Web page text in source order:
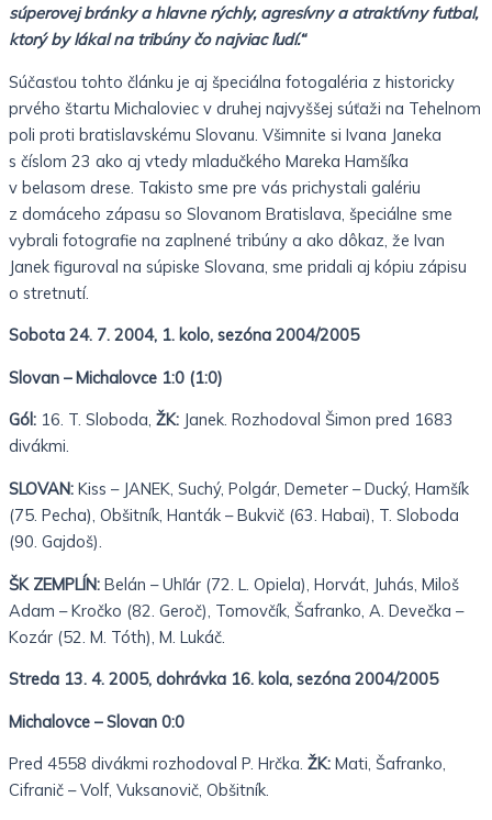
súperovej bránky a hlavne rýchly, agresívny a atraktívny futbal,
ktorý by lákal na tribúny čo najviac ľudí.“
Súčasťou tohto článku je aj špeciálna fotogaléria z historicky
prvého štartu Michaloviec v druhej najvyššej súťaži na Tehelnom
poli proti bratislavskému Slovanu. Všimnite si Ivana Janeka
s číslom 23 ako aj vtedy mladučkého Mareka Hamšíka
v belasom drese. Takisto sme pre vás prichystali galériu
z domáceho zápasu so Slovanom Bratislava, špeciálne sme
vybrali fotografie na zaplnené tribúny a ako dôkaz, že Ivan
Janek figuroval na súpiske Slovana, sme pridali aj kópiu zápisu
o stretnutí.
Sobota 24. 7. 2004, 1. kolo, sezóna 2004/2005
Slovan – Michalovce 1:0 (1:0)
Gól: 16. T. Sloboda, ŽK: Janek. Rozhodoval Šimon pred 1683
divákmi.
SLOVAN: Kiss – JANEK, Suchý, Polgár, Demeter – Ducký, Hamšík
(75. Pecha), Obšitník, Hanták – Bukvič (63. Habai), T. Sloboda
(90. Gajdoš).
ŠK ZEMPLÍN: Belán – Uhľár (72. L. Opiela), Horvát, Juhás, Miloš
Adam – Kročko (82. Geroč), Tomovčík, Šafranko, A. Devečka –
Kozár (52. M. Tóth), M. Lukáč.
Streda 13. 4. 2005, dohrávka 16. kola, sezóna 2004/2005
Michalovce – Slovan 0:0
Pred 4558 divákmi rozhodoval P. Hrčka. ŽK: Mati, Šafranko,
Cifranič – Volf, Vuksanovič, Obšitník.